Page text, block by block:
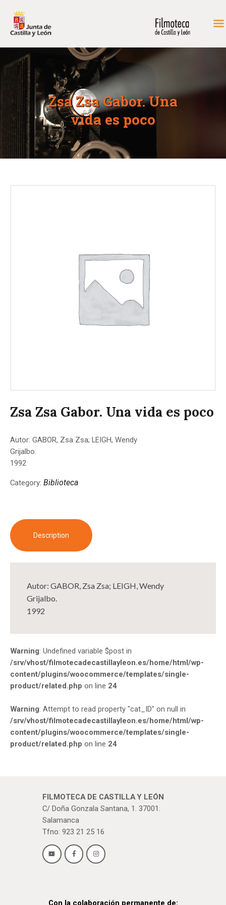
Zsa Zsa Gabor. Una
vida es poco
INICIO
FONDOS DE CONSULTA
PROGRAMACIÓN
EXPOSICIONES
DIDÁCTICA
RODAR EN CASTILLA Y
LEÓN
CONTACTAR
Zsa Zsa Gabor. Una vida es poco
Autor: GABOR, Zsa Zsa; LEIGH, Wendy
Grijalbo.
1992
Category: Biblioteca
Description
Autor: GABOR, Zsa Zsa; LEIGH, Wendy
Grijalbo.
1992
Warning: Undefined variable $post in
/srv/vhost/filmotecadecastillayleon.es/home/html/wp-
content/plugins/woocommerce/templates/single-
product/related.php on line 24
Warning: Attempt to read property "cat_ID" on null in
/srv/vhost/filmotecadecastillayleon.es/home/html/wp-
content/plugins/woocommerce/templates/single-
product/related.php on line 24
FILMOTECA DE CASTILLA Y LEÓN
C/ Doña Gonzala Santana, 1. 37001.
Salamanca
Tfno: 923 21 25 16